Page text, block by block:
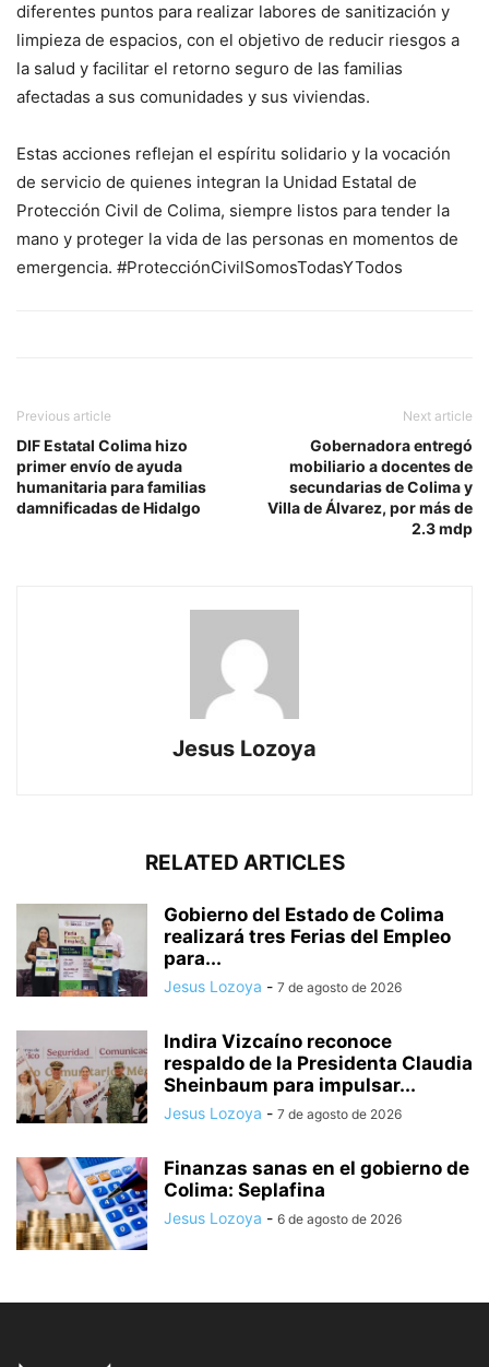
diferentes puntos para realizar labores de sanitización y
limpieza de espacios, con el objetivo de reducir riesgos a
la salud y facilitar el retorno seguro de las familias
afectadas a sus comunidades y sus viviendas.
Estas acciones reflejan el espíritu solidario y la vocación
de servicio de quienes integran la Unidad Estatal de
Protección Civil de Colima, siempre listos para tender la
mano y proteger la vida de las personas en momentos de
emergencia. #ProtecciónCivilSomosTodasYTodos
Previous article
DIF Estatal Colima hizo
primer envío de ayuda
humanitaria para familias
damnificadas de Hidalgo
Next article
Gobernadora entregó
mobiliario a docentes de
secundarias de Colima y
Villa de Álvarez, por más de
2.3 mdp
Jesus Lozoya
RELATED ARTICLES
Gobierno del Estado de Colima
realizará tres Ferias del Empleo
para...
Jesus Lozoya - 7 de agosto de 2026
Indira Vizcaíno reconoce
respaldo de la Presidenta Claudia
Sheinbaum para impulsar...
Jesus Lozoya - 7 de agosto de 2026
Finanzas sanas en el gobierno de
Colima: Seplafina
Jesus Lozoya - 6 de agosto de 2026